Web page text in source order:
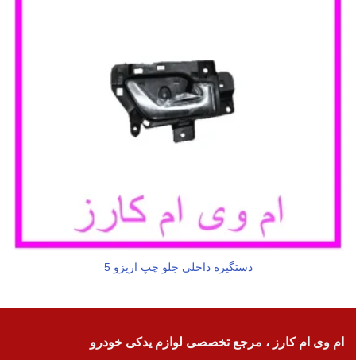
دستگیره داخلی جلو چپ اریزو 5
ام وی ام کارز ، مرجع تخصصی لوازم یدکی خودرو